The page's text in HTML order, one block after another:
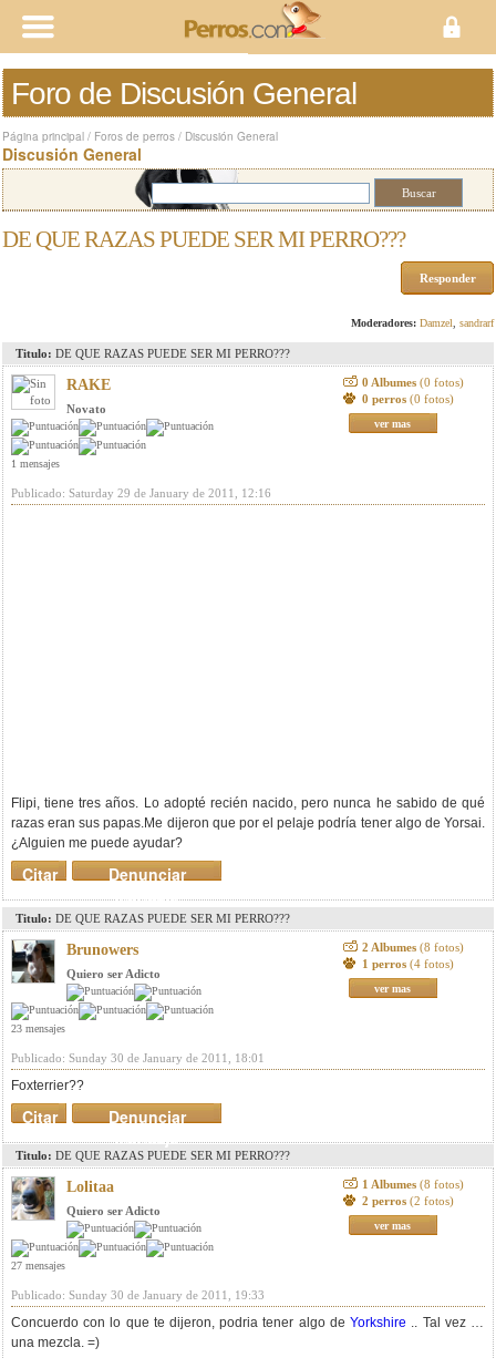
Foro de Discusión General
Página principal / Foros de perros / Discusión General
Discusión General
DE QUE RAZAS PUEDE SER MI PERRO???
Responder
Moderadores: Damzel sandrarf
Titulo: DE QUE RAZAS PUEDE SER MI PERRO???
RAKE
Novato
1 mensajes
0 Albumes (0 fotos)
0 perros (0 fotos)
ver mas
Publicado: Saturday 29 de January de 2011, 12:16
Flipi, tiene tres años. Lo adopté recién nacido, pero nunca he sabido de qué
razas eran sus papas.Me dijeron que por el pelaje podría tener algo de Yorsai.
¿Alguien me puede ayudar?
Denunciar
mensaje
Citar
Titulo: DE QUE RAZAS PUEDE SER MI PERRO???
Brunowers
Quiero ser Adicto
23 mensajes
2 Albumes (8 fotos)
1 perros (4 fotos)
ver mas
Publicado: Sunday 30 de January de 2011, 18:01
Foxterrier??
Denunciar
mensaje
Citar
Titulo: DE QUE RAZAS PUEDE SER MI PERRO???
Lolitaa
Quiero ser Adicto
27 mensajes
1 Albumes (8 fotos)
2 perros (2 fotos)
ver mas
Publicado: Sunday 30 de January de 2011, 19:33
Concuerdo con lo que te dijeron, podria tener algo deYorkshire .. Tal vez es
una mezcla. =)